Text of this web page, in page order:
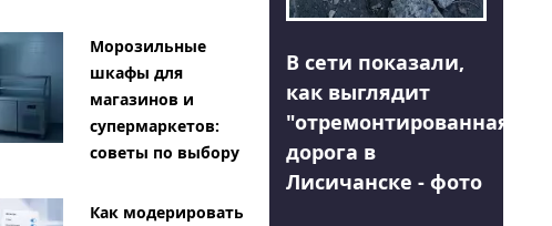
Морозильные
шкафы для
магазинов и
супермаркетов:
советы по выбору
Как модерировать
В сети показали,
как выглядит
"отремонтированная"
дорога в
Лисичанске - фото